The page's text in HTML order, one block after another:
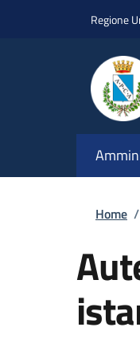
Regione
Home /